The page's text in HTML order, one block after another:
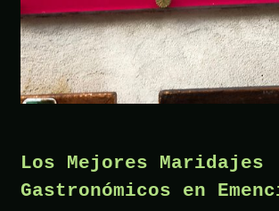
Los Mejores Maridajes
Gastronómicos en